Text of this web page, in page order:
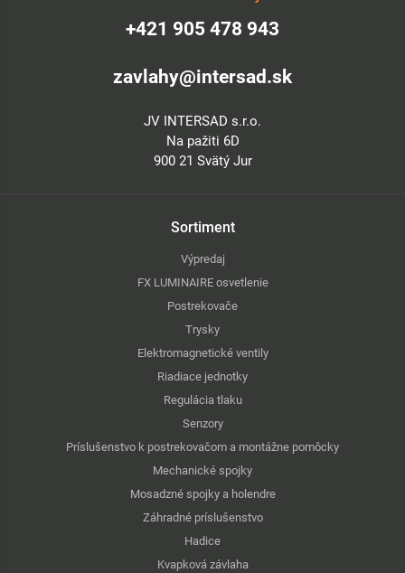
+421 905 478 943
zavlahy@intersad.sk
JV INTERSAD s.r.o.
Na pažiti 6D
900 21 Svätý Jur
Sortiment
Výpredaj
FX LUMINAIRE osvetlenie
Postrekovače
Trysky
Elektromagnetické ventily
Riadiace jednotky
Regulácia tlaku
Senzory
Príslušenstvo k postrekovačom a montážne pomôcky
Mechanické spojky
Mosadzné spojky a holendre
Záhradné príslušenstvo
Hadice
Kvapková závlaha